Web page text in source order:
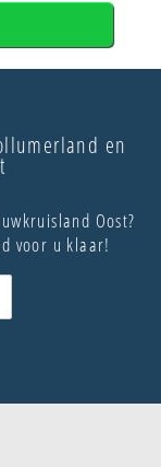
en
Oost?
voor u klaar!